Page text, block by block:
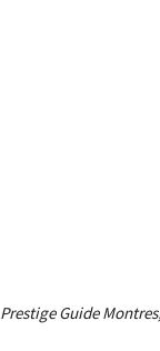
Prestige Guide